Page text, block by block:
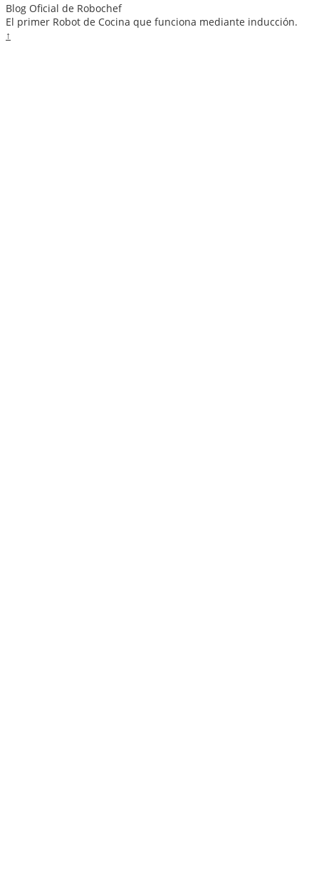
Blog Oficial de Robochef
El primer Robot de Cocina que funciona mediante inducción.
↑